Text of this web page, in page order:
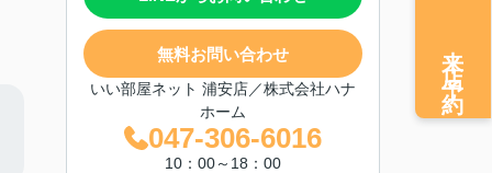
無料お問い合わせ
いい部屋ネット 浦安店／株式会社ハナ
ホーム
047-306-6016
10：00～18：00
来店予約